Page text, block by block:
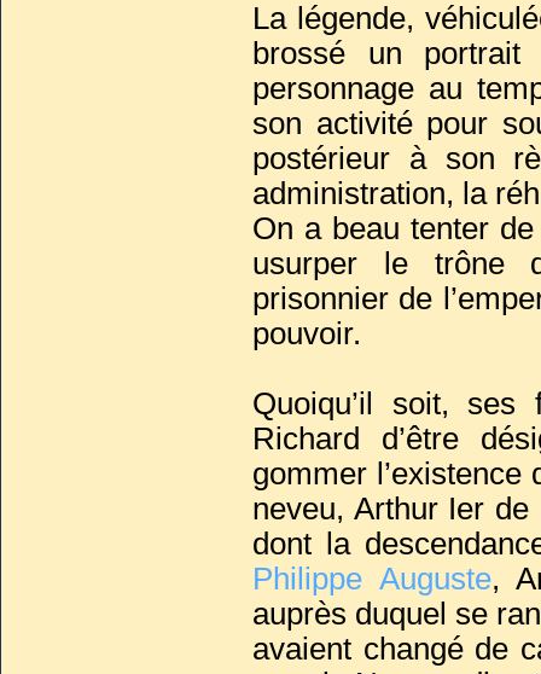
La légende,
brossé un
personnage au
son activité pour
postérieur à son
administration, la
On a beau tenter
usurper le
prisonnier de
pouvoir.
Quoiqu’il soit,
Richard d’être
gommer l’existence
neveu, Arthur Ier
dont la
Philippe Auguste,
auprès duquel se
avaient changé de